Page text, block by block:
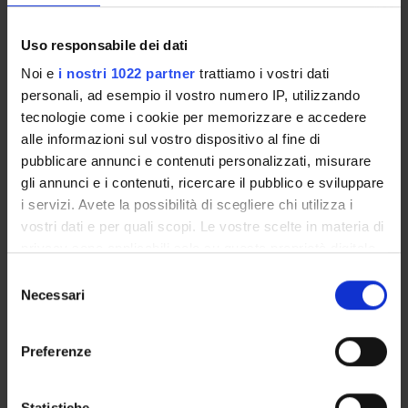
Uso responsabile dei dati
Noi e i nostri 1022 partner trattiamo i vostri dati
personali, ad esempio il vostro numero IP, utilizzando
tecnologie come i cookie per memorizzare e accedere
alle informazioni sul vostro dispositivo al fine di
pubblicare annunci e contenuti personalizzati, misurare
gli annunci e i contenuti, ricercare il pubblico e sviluppare
i servizi. Avete la possibilità di scegliere chi utilizza i
vostri dati e per quali scopi. Le vostre scelte in materia di
modificare o revocare il proprio consenso in qualsiasi
momento dalla Dichiarazione sui cookie o facendo clic
raccogliere informazioni sulla tua posizione
delNecessari
Preferenze
Managers or local contacts
Capelli Carlo
SPONSORS:
Agenzia Spaziale Italiana
Funds:
assigned and managed by the department
PROJECT PARTICIPANTS